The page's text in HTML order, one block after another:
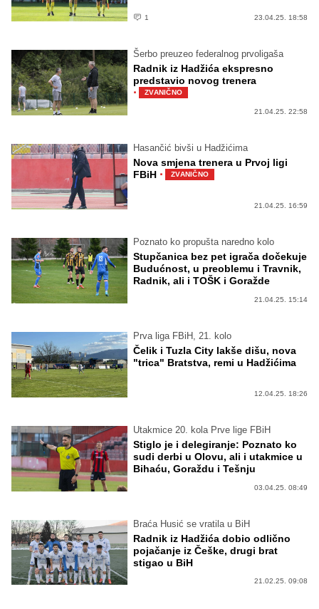
1 23.04.25. 18:58
Šerbo preuzeo federalnog prvoligaša
Radnik iz Hadžića ekspresno
predstavio novog trenera
· ZVANIČNO
21.04.25. 22:58
Hasančić bivši u Hadžićima
Nova smjena trenera u Prvoj ligi
FBiH · ZVANIČNO
21.04.25. 16:59
Poznato ko propušta naredno kolo
Stupčanica bez pet igrača dočekuje
Budućnost, u preoblemu i Travnik,
Radnik, ali i TOŠK i Goražde
21.04.25. 15:14
Prva liga FBiH, 21. kolo
Čelik i Tuzla City lakše dišu, nova
"trica" Bratstva, remi u Hadžićima
12.04.25. 18:26
Utakmice 20. kola Prve lige FBiH
Stiglo je i delegiranje: Poznato ko
sudi derbi u Olovu, ali i utakmice u
Bihaću, Goraždu i Tešnju
03.04.25. 08:49
Braća Husić se vratila u BiH
Radnik iz Hadžića dobio odlično
pojačanje iz Češke, drugi brat
stigao u BiH
21.02.25. 09:08